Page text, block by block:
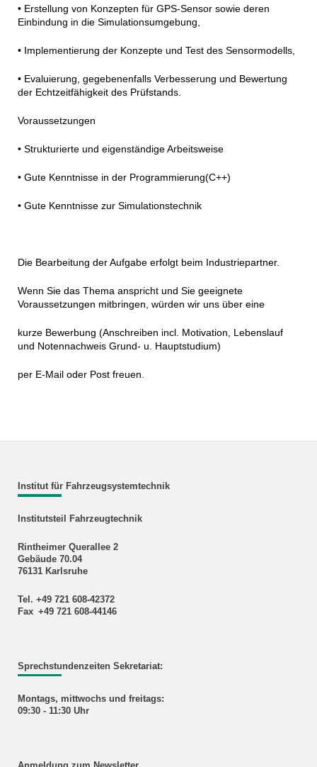
• Erstellung von Konzepten für GPS-Sensor sowie deren
Einbindung in die Simulationsumgebung,
• Implementierung der Konzepte und Test des Sensormodells,
• Evaluierung, gegebenenfalls Verbesserung und Bewertung
der Echtzeitfähigkeit des Prüfstands.
Voraussetzungen
• Strukturierte und eigenständige Arbeitsweise
• Gute Kenntnisse in der Programmierung(C++)
• Gute Kenntnisse zur Simulationstechnik
Die Bearbeitung der Aufgabe erfolgt beim Industriepartner.
Wenn Sie das Thema anspricht und Sie geeignete
Voraussetzungen mitbringen, würden wir uns über eine
kurze Bewerbung (Anschreiben incl. Motivation, Lebenslauf
und Notennachweis Grund- u. Hauptstudium)
per E-Mail oder Post freuen.
Institut für Fahrzeugsystemtechnik
Institutsteil Fahrzeugtechnik
Rintheimer Querallee 2
Gebäude 70.04
76131 Karlsruhe
Tel. +49 721 608-42372
Fax +49 721 608-44146
Sprechstundenzeiten Sekretariat:
Montags, mittwochs und freitags:
09:30 - 11:30 Uhr